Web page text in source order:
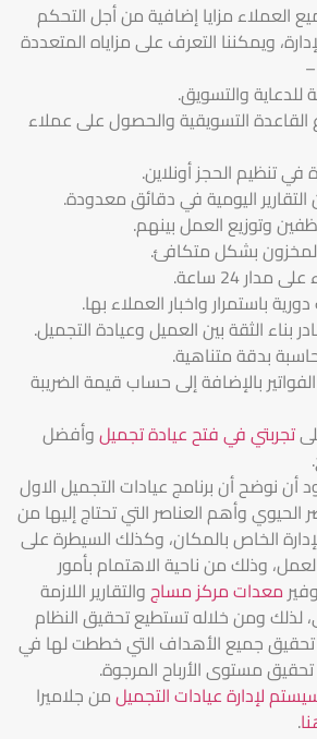
العملاء مزايا إضافية من أجل التحكم
ويمكننا التعرف على مزاياه المتعددة
والتسويق.
التسويقية والحصول على عملاء
تنظيم الحجز أونلاين.
اليومية في دقائق معدودة.
وتوزيع العمل بينهم.
بشكل متكافئ.
24 ساعة.
باستمرار واخبار العملاء بها.
الثقة بين العميل وعيادة التجميل.
بدقة متناهية.
بالإضافة إلى حساب قيمة الضريبة
تجربتي في فتح عيادة تجميلوأفضل
أن نوضح أن برنامج عيادات التجميل الاول
الحيوي وأهم العناصر التي تحتاج إليها من
الخاص بالمكان، وكذلك السيطرة على
وذلك من ناحية الاهتمام بأمور
معدات مركز مساجوالتقارير اللازمة
ومن خلاله تستطيع تحقيق النظام
جميع الأهداف التي خططت لها في
مستوى الأرباح المرجوة.
لإدارة عيادات التجميلمن جلاميرا
.